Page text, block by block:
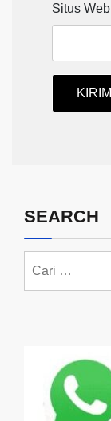
Situs Web
SEARCH